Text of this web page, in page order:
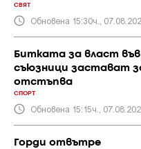
СВЯТ
Обновена 15:30ч.,
Битката за власт
съюзници застават
отстъпва
СПОРТ
Обновена 15:15ч.,
Горди отвътре